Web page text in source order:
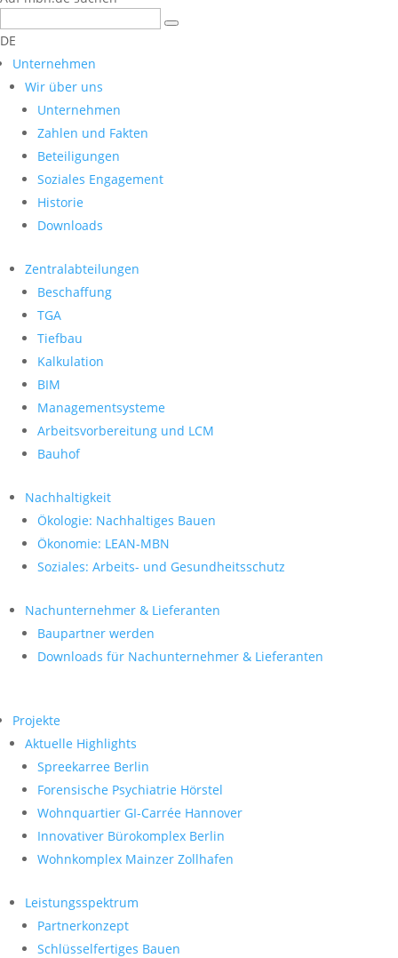
DE
Unternehmen
Wir über uns
Unternehmen
Zahlen und Fakten
Beteiligungen
Soziales Engagement
Historie
Downloads
Zentralabteilungen
Beschaffung
TGA
Tiefbau
Kalkulation
BIM
Managementsysteme
Arbeitsvorbereitung und LCM
Bauhof
Nachhaltigkeit
Ökologie: Nachhaltiges Bauen
Ökonomie: LEAN-MBN
Soziales: Arbeits- und Gesundheitsschutz
Nachunternehmer & Lieferanten
Baupartner werden
Downloads für Nachunternehmer & Lieferanten
Projekte
Aktuelle Highlights
Spreekarree Berlin
Forensische Psychiatrie Hörstel
Wohnquartier GI-Carrée Hannover
Innovativer Bürokomplex Berlin
Wohnkomplex Mainzer Zollhafen
Leistungsspektrum
Partnerkonzept
Schlüsselfertiges Bauen